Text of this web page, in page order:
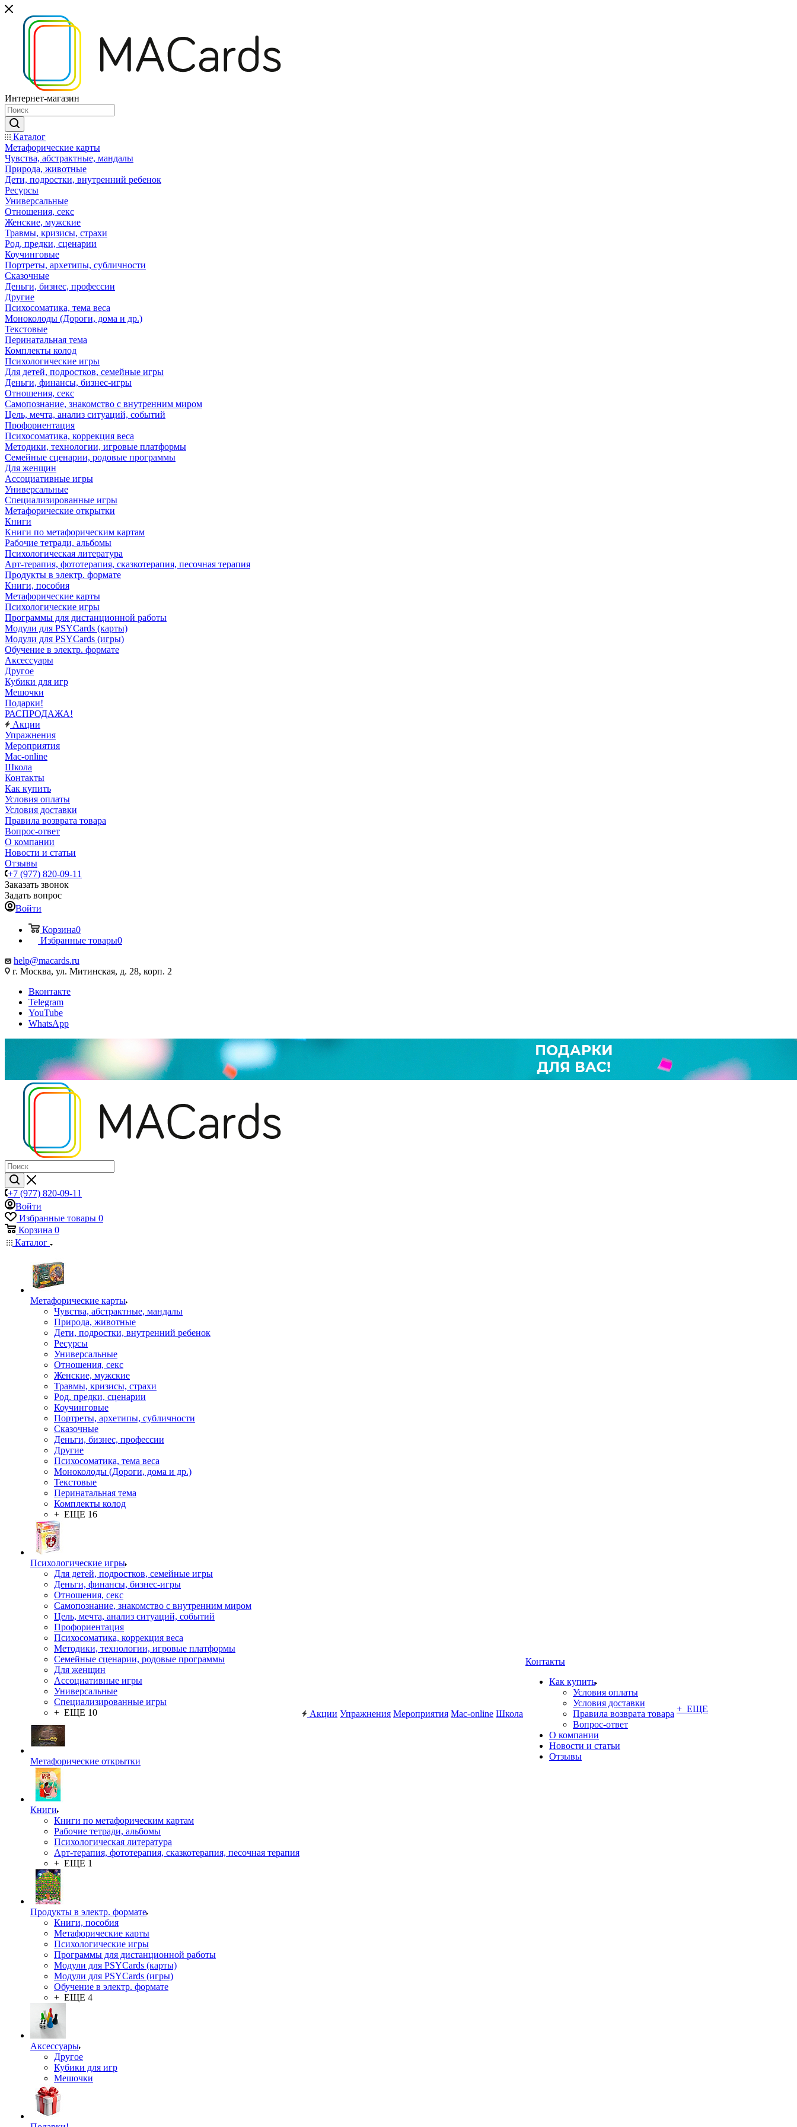
Интернет-магазин
Каталог
Mетафорические карты
Чувства, абстрактные, мандалы
Природа, животные
Дети, подростки, внутренний ребенок
Ресурсы
Универсальные
Отношения, секс
Женские, мужские
Травмы, кризисы, страхи
Род, предки, сценарии
Коучинговые
Портреты, архетипы, субличности
Сказочные
Деньги, бизнес, профессии
Другие
Психосоматика, тема веса
Моноколоды (Дороги, дома и др.)
Текстовые
Перинатальная тема
Комплекты колод
Психологические игры
Для детей, подростков, семейные игры
Деньги, финансы, бизнес-игры
Отношения, секс
Самопознание, знакомство с внутренним миром
Цель, мечта, анализ ситуаций, событий
Профориентация
Психосоматика, коррекция веса
Методики, технологии, игровые платформы
Семейные сценарии, родовые программы
Для женщин
Ассоциативные игры
Универсальные
Специализированные игры
Метафорические открытки
Книги
Книги по метафорическим картам
Рабочие тетради, альбомы
Психологическая литература
Арт-терапия, фототерапия, сказкотерапия, песочная терапия
Продукты в электр. формате
Книги, пособия
Метафорические карты
Психологические игры
Программы для дистанционной работы
Модули для PSYCards (карты)
Модули для PSYCards (игры)
Обучение в электр. формате
Аксессуары
Другое
Кубики для игр
Мешочки
Подарки!
РАСПРОДАЖА!
Акции
Упражнения
Мероприятия
Mac-online
Школа
Контакты
Как купить
Условия оплаты
Условия доставки
Правила возврата товара
Вопрос-ответ
О компании
Новости и статьи
Отзывы
+7 (977) 820-09-11
Заказать звонок
Задать вопрос
Войти
Корзина0
Избранные товары0
help@macards.ru
г. Москва, ул. Митинская, д. 28, корп. 2
Вконтакте
Telegram
YouTube
WhatsApp
+7 (977) 820-09-11
Войти
Избранные товары 0
Корзина 0
Каталог
Mетафорические карты
Чувства, абстрактные, мандалы
Природа, животные
Дети, подростки, внутренний ребенок
Ресурсы
Универсальные
Отношения, секс
Женские, мужские
Травмы, кризисы, страхи
Род, предки, сценарии
Коучинговые
Портреты, архетипы, субличности
Сказочные
Деньги, бизнес, профессии
Другие
Психосоматика, тема веса
Моноколоды (Дороги, дома и др.)
Текстовые
Перинатальная тема
Комплекты колод
+ ЕЩЕ 16
Психологические игры
Для детей, подростков, семейные игры
Деньги, финансы, бизнес-игры
Отношения, секс
Самопознание, знакомство с внутренним миром
Цель, мечта, анализ ситуаций, событий
Профориентация
Психосоматика, коррекция веса
Методики, технологии, игровые платформы
Семейные сценарии, родовые программы
Для женщин
Ассоциативные игры
Универсальные
Специализированные игры
+ ЕЩЕ 10
Метафорические открытки
Книги
Книги по метафорическим картам
Рабочие тетради, альбомы
Психологическая литература
Арт-терапия, фототерапия, сказкотерапия, песочная терапия
+ ЕЩЕ 1
Продукты в электр. формате
Книги, пособия
Метафорические карты
Психологические игры
Программы для дистанционной работы
Модули для PSYCards (карты)
Модули для PSYCards (игры)
Обучение в электр. формате
+ ЕЩЕ 4
Аксессуары
Другое
Кубики для игр
Мешочки
Акции Упражнения Мероприятия Mac-online Школа
Контакты
Как купить
Условия оплаты
Условия доставки
Правила возврата товара
Вопрос-ответ
О компании
Новости и статьи
Отзывы
+ ЕЩЕ